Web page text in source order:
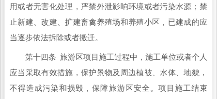
用或者无害化处理，严禁外泄影响环境或者污染水源；禁
止新建、改建、扩建畜禽养殖场和养殖小区，已建成的应
当逐步依法拆除或者搬迁。
第十四条 旅游区项目施工过程中，施工单位或者个人
应当采取有效措施，保护景物及周边植被、水体、地貌，
不得造成污染和损毁，保障旅游区安全。项目施工结束